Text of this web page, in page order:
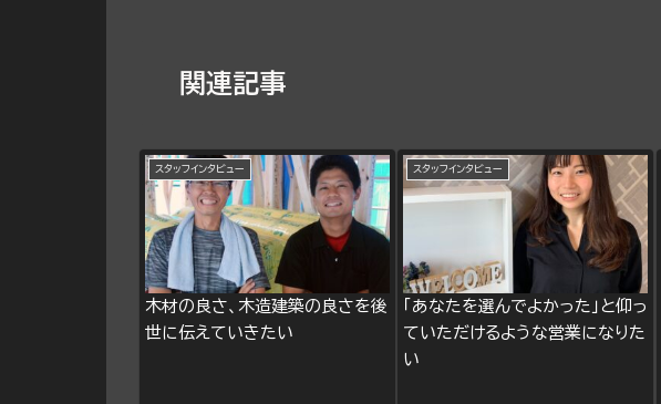
関連記事
スタッフインタビュー
木材の良さ、木造建築の良さを後
世に伝えていきたい
スタッフインタビュー
「あなたを選んでよかった」と仰っ
ていただけるような営業になりた
い